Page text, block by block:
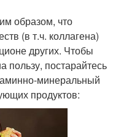
образом, что
(в т.ч. коллагена)
других. Чтобы
пользу, постарайтесь
минеральный
продуктов: